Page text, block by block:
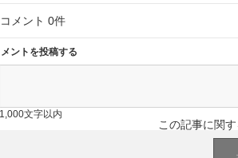
コメント 0件
ントを投稿する
1,000文字以内
この記事に関